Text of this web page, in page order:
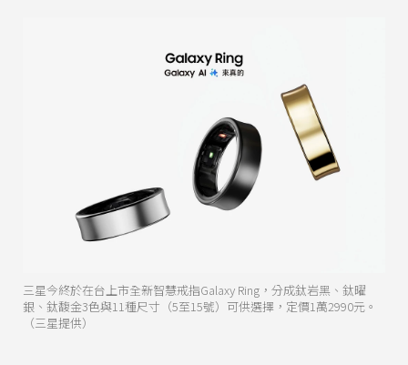
三星今終於在台上市全新智慧戒指Galaxy Ring，分成鈦岩黑、鈦曜
銀、鈦馥金3色與11種尺寸（5至15號）可供選擇，定價1萬2990元。
（三星提供）